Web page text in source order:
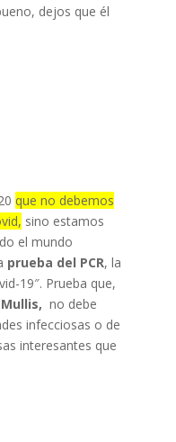
dejos que él
que no debemos
sino estamos
el mundo
prueba del PCR, la
19″. Prueba que,
no debe
infecciosas o de
interesantes que